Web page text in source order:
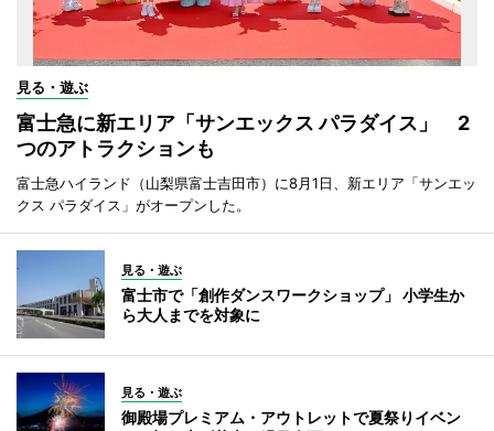
見る・遊ぶ
富士急に新エリア「サンエックス パラダイス」 2
つのアトラクションも
富士急ハイランド（山梨県富士吉田市）に8月1日、新エリア「サンエッ
クス パラダイス」がオープンした。
見る・遊ぶ
富士市で「創作ダンスワークショップ」 小学生か
ら大人までを対象に
見る・遊ぶ
御殿場プレミアム・アウトレットで夏祭りイベン